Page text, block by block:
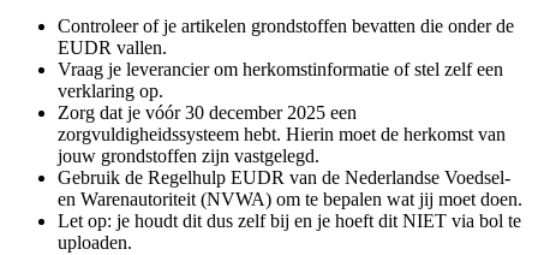
Controleer of je artikelen grondstoffen bevatten die onder de
EUDR vallen.
Vraag je leverancier om herkomstinformatie of stel zelf een
verklaring op.
Zorg dat je vóór 30 december 2025 een
zorgvuldigheidssysteem hebt. Hierin moet de herkomst van
jouw grondstoffen zijn vastgelegd.
Gebruik de Regelhulp EUDR van de Nederlandse Voedsel-
en Warenautoriteit (NVWA) om te bepalen wat jij moet doen.
Let op: je houdt dit dus zelf bij en je hoeft dit NIET via bol te
uploaden.